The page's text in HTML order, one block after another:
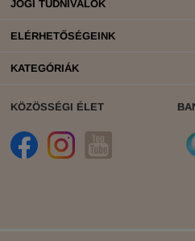
JOGI TUDNIVALÓK
ELÉRHETŐSÉGEINK
KATEGÓRIÁK
KÖZÖSSÉGI ÉLET